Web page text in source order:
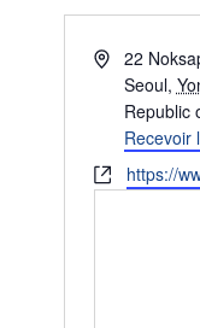
Adresse
22
Seoul,
Republic
Recevoir
Site
https://